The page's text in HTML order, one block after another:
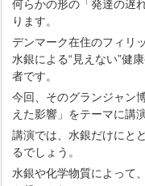
何らかの形の「発達の遅
ります。
デンマーク在住のフィリ
水銀による“見えない”健
者です。
今回、そのグランジャン
えた影響」をテーマに講
講演では、水銀だけにと
るでしょう。
水銀や化学物質によって